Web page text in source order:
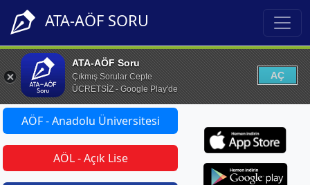
ATA-AÖF SORU
ATA-AÖF Soru
Çıkmış Sorular Cepte
ÜCRETSİZ - Google Play'de
AÇ
AÖF - Anadolu Üniversitesi
AÖL - Açık Lise